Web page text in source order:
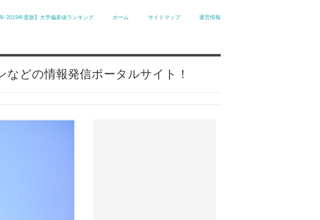
年-2019年度版】大学偏差値ランキング ホーム サイトマップ 運営情報
どの情報発信ポータルサイト！